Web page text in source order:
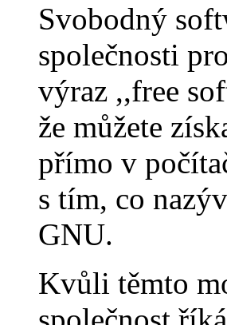
Svobodný
společnosti
výraz ,,free
že můžete
přímo v
s tím, co
GNU.
Kvůli těmto